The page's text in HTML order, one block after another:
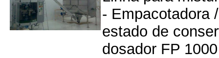
- Empacotadora
estado de
dosador FP